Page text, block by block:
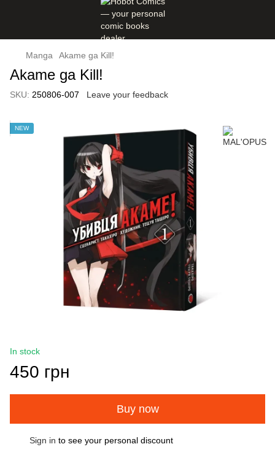
Manga Akame ga Kill!
Akame ga Kill!
SKU: 250806-007 Leave your feedback
NEW
In stock
450 грн
Buy now
Sign in to see your personal discount